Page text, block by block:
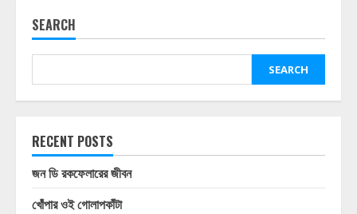
SEARCH
SEARCH
RECENT POSTS
জন ডি রকফেলারের জীবন
খোঁপার ওই গোলাপকাঁটা